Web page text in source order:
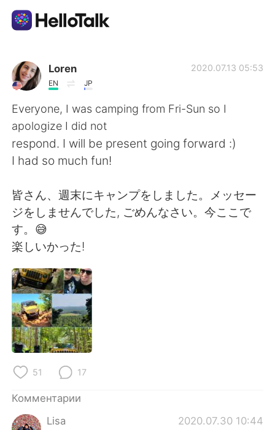
Приложение для Языкового Обмена
AI Grammar Checker
Русский
繁體中文 Español
العربية
Deutsch
한국어
Indonesia
Türkçe
Português
Loren
EN JP
2020.07.13 05:53
Everyone, I was camping from Fri-Sun so I
apologize I did not
respond. I will be present going forward :)
I had so much fun!
皆さん、週末にキャンプをしました。メッセー
ジをしませんでした, ごめんなさい。今ここで
す。😅
楽しいかった!
51 17
Комментарии
Lisa
2020.07.30 10:44